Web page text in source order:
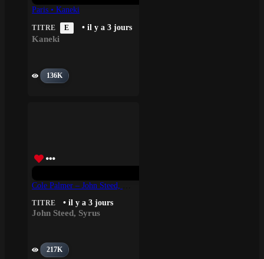
Paris • Kaneki
TITRE E • il y a 3 jours
Kaneki
136K
TITRE • il y a 3 jours
John Steed, Syrus
217K